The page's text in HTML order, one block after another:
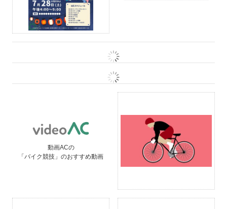
動画ACの
「バイク競技」のおすすめ動画